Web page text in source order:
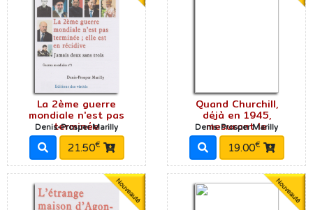
La 2ème guerre
mondiale n'est pas
terminée
Denis-Prosper Marilly
21.50€
Quand Churchill,
déjà en 1945,
mesurant le
Denis-Prosper Marilly
19.00€